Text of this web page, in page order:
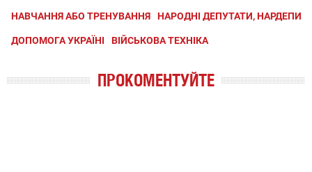
НАВЧАННЯ АБО ТРЕНУВАННЯ НАРОДНІ ДЕПУТАТИ, НАРДЕПИ
ДОПОМОГА УКРАЇНІ ВІЙСЬКОВА ТЕХНІКА
ПРОКОМЕНТУЙТЕ